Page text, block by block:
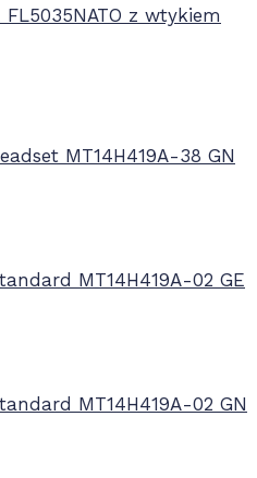
FL5035NATO z wtykiem
MT14H419A-38 GN
MT14H419A-02 GE
MT14H419A-02 GN